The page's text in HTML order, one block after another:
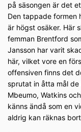
på säsongen är det
Den tappade formen
är högst osäker. Här
femman Brentford
Jansson har varit
här, vilket vore en
offensiven finns det
sprutat in åtta mål
Mbeumo, Watkins
känns ändå som en
aldrig kan räknas